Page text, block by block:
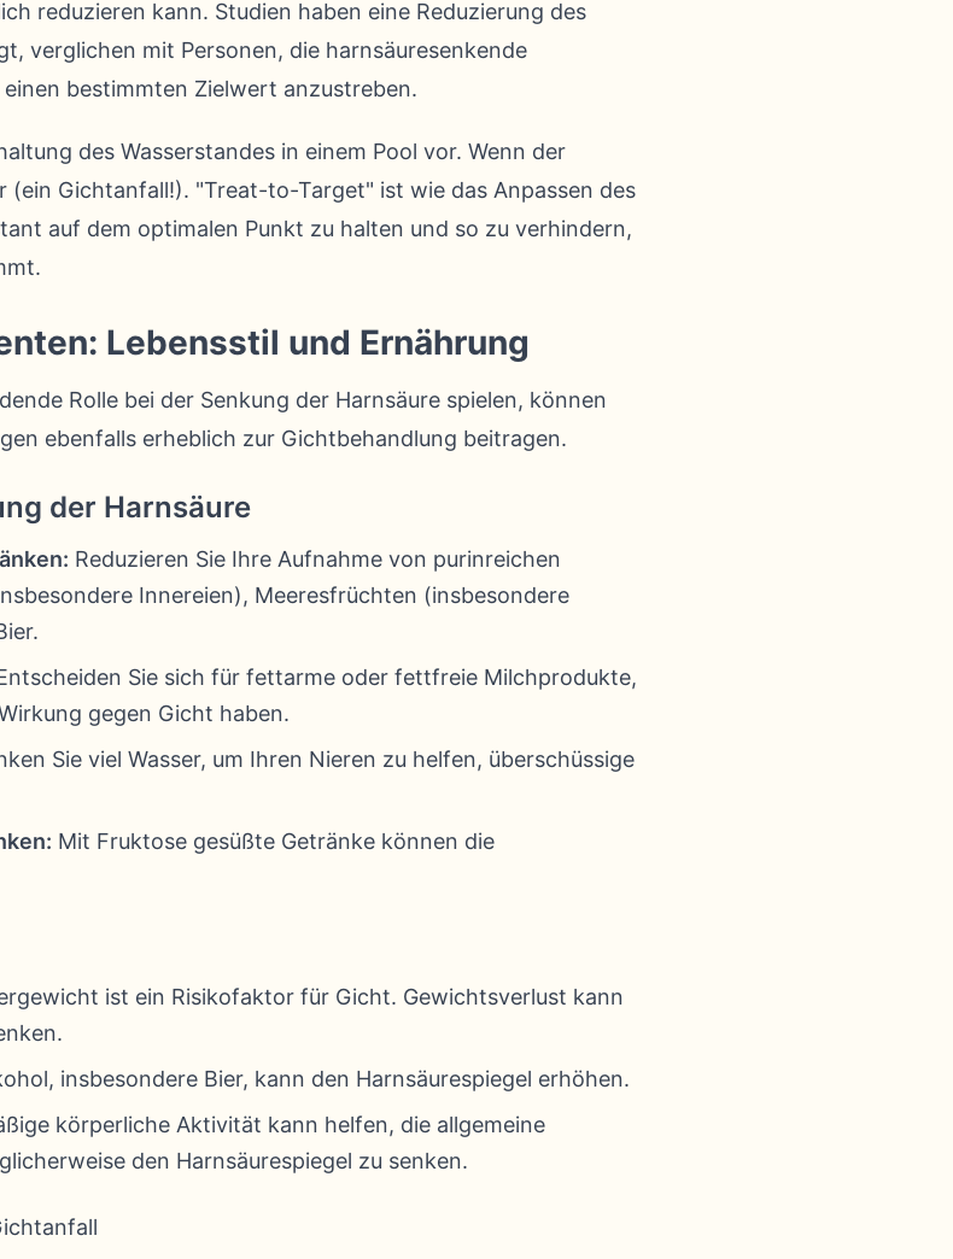
reduzieren kann. Studien haben eine Reduzierung des
verglichen mit Personen, die harnsäuresenkende
bestimmten Zielwert anzustreben.
des Wasserstandes in einem Pool vor. Wenn der
(ein Gichtanfall!). "Treat-to-Target" ist wie das Anpassen des
auf dem optimalen Punkt zu halten und so zu verhindern,
Lebensstil und Ernährung
Rolle bei der Senkung der Harnsäure spielen, können
ebenfalls erheblich zur Gichtbehandlung beitragen.
der Harnsäure
Reduzieren Sie Ihre Aufnahme von purinreichen
Innereien), Meeresfrüchten (insbesondere
Sie sich für fettarme oder fettfreie Milchprodukte,
gegen Gicht haben.
Sie viel Wasser, um Ihren Nieren zu helfen, überschüssige
Mit Fruktose gesüßte Getränke können die
ist ein Risikofaktor für Gicht. Gewichtsverlust kann
insbesondere Bier, kann den Harnsäurespiegel erhöhen.
körperliche Aktivität kann helfen, die allgemeine
den Harnsäurespiegel zu senken.